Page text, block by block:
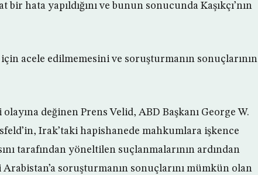
hata yapıldığını ve bunun sonucunda Kaşıkçı’nın
acele edilmemesini ve soruşturmanın sonuçlarının
değinen Prens Velid, ABD Başkanı George W.
Irak’taki hapishanede mahkumlara işkence
tarafından yöneltilen suçlanmalarının ardından
soruşturmanın sonuçlarını mümkün olan